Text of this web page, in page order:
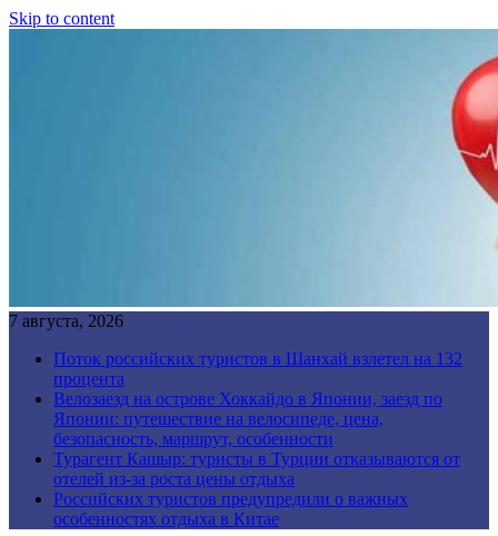
Skip to content
7 августа, 2026
Поток российских туристов в Шанхай взлетел на 132
процента
Велозаезд на острове Хоккайдо в Японии, заезд по
Японии: путешествие на велосипеде, цена,
безопасность, маршрут, особенности
Турагент Кашыр: туристы в Турции отказываются от
отелей из-за роста цены отдыха
Российских туристов предупредили о важных
особенностях отдыха в Китае